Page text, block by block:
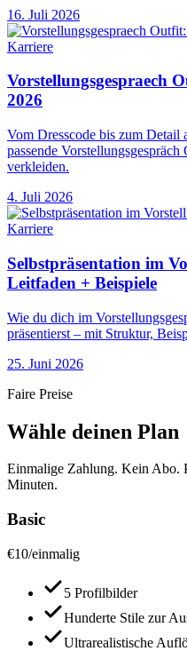
16. Juli 2026
Karriere
Vorstellungsgespraech
2026
Vom Dresscode bis zum Detail
passende
verkleiden.
4. Juli 2026
Karriere
Selbstpräsentation im
Leitfaden + Beispiele
Wie du dich im
präsentierst – mit Struktur,
25. Juni 2026
Faire Preise
Wähle deinen Plan
Einmalige Zahlung. Kein Abo.
Minuten.
Basic
€10/einmalig
5 Profilbilder
Hunderte Stile zur
Ultrarealistische